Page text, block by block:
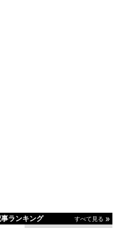
ランキング すべて見る